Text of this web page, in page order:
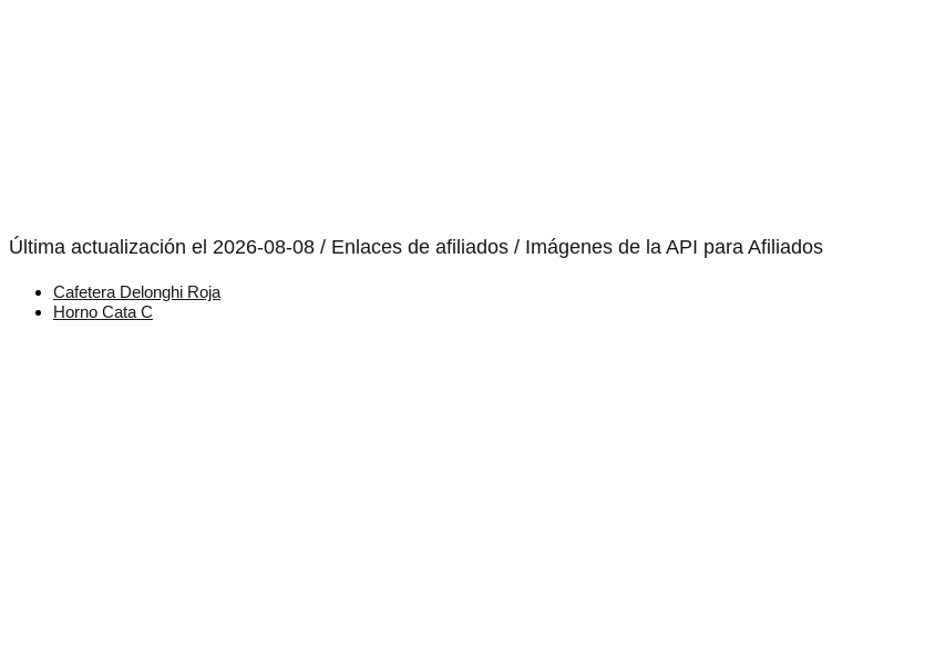
Última actualización el 2026-08-08 / Enlaces de afiliados / Imágenes de la API para Afiliados
Cafetera Delonghi Roja
Horno Cata C